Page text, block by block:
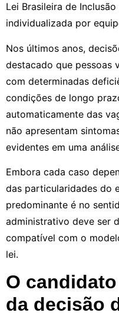
Lei Brasileira de
individualizada por
Nos últimos anos,
destacado que pessoas
com determinadas
condições de longo
automaticamente das
não apresentam
evidentes em uma
Embora cada caso
das particularidades do
predominante é no
administrativo deve ser
compatível com o
lei.
O
da decisão